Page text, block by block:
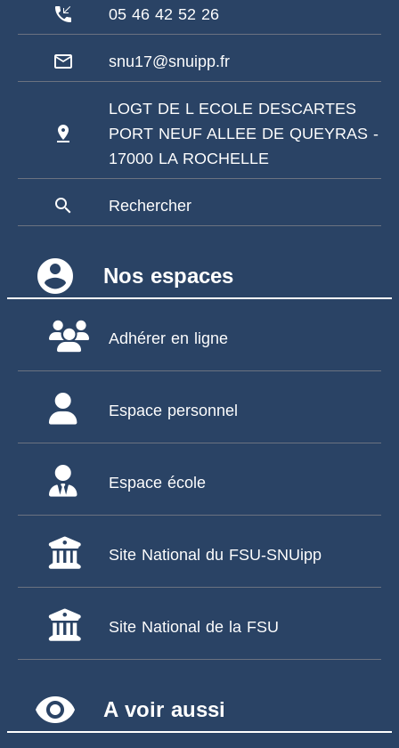
phone_callback 05 46 42 52 26
mail_outline snu17@snuipp.fr
pin_drop
LOGT DE L ECOLE DESCARTES
PORT NEUF ALLEE DE QUEYRAS -
17000 LA ROCHELLE
search Rechercher
account_circle Nos espaces
Adhérer en ligne
Espace personnel
Espace école
Site National du FSU-SNUipp
Site National de la FSU
remove_red_eye A voir aussi